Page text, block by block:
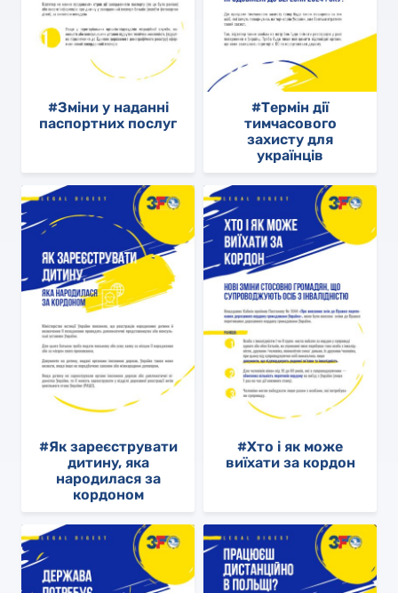
#Зміни у наданні
паспортних послуг
#Термін дії
тимчасового
захисту для
українців
#Як зареєструвати
дитину, яка
народилася за
кордоном
#Хто і як може
виїхати за кордон